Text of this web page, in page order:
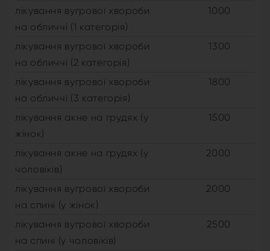
лікування вугрової хвороби
на обличчі (1 категорія)
1000
лікування вугрової хвороби
на обличчі (2 категорія)
1300
лікування вугрової хвороби
на обличчі (3 категорія)
1800
лікування акне на грудях (у
жінок)
1500
лікування акне на грудях (у
чоловіків)
2000
лікування вугрової хвороби
на спині (у жінок)
2000
лікування вугрової хвороби
на спині (у чоловіків)
2500